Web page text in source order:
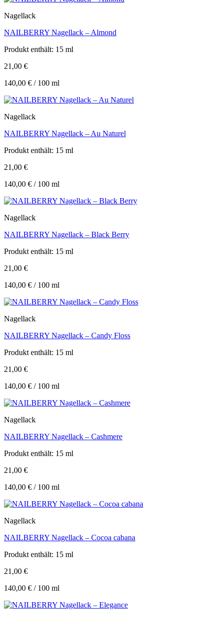
Nagellack
NAILBERRY Nagellack – Almond
Produkt enthält: 15 ml
21,00 €
140,00 € / 100 ml
Nagellack
NAILBERRY Nagellack – Au Naturel
Produkt enthält: 15 ml
21,00 €
140,00 € / 100 ml
Nagellack
NAILBERRY Nagellack – Black Berry
Produkt enthält: 15 ml
21,00 €
140,00 € / 100 ml
Nagellack
NAILBERRY Nagellack – Candy Floss
Produkt enthält: 15 ml
21,00 €
140,00 € / 100 ml
Nagellack
NAILBERRY Nagellack – Cashmere
Produkt enthält: 15 ml
21,00 €
140,00 € / 100 ml
Nagellack
NAILBERRY Nagellack – Cocoa cabana
Produkt enthält: 15 ml
21,00 €
140,00 € / 100 ml